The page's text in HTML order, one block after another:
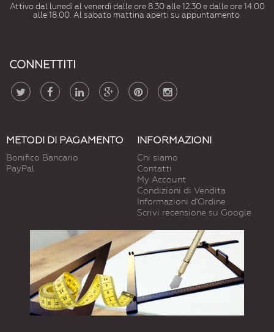
Attivo dal lunedì al venerdì dalle ore 8.30 alle 12.30 e dalle ore 14.00
alle 18.00. Al sabato mattina aperti su appuntamento.
CONNETTITI
METODI DI PAGAMENTO
Bonifico Bancario
PayPal
INFORMAZIONI
Chi siamo
Contatti
My Account
Condizioni di Vendita
Informazioni d'Ordine
Scrivi recensione su Google